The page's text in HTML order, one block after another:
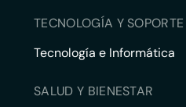
TECNOLOGÍA Y
Tecnología e Informática
SALUD Y BIENESTAR